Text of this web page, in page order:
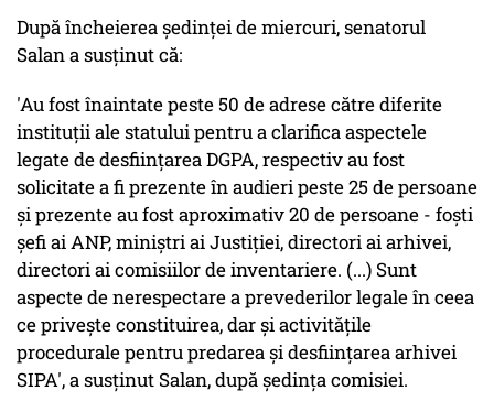
După încheierea şedinţei de miercuri, senatorul
Salan a susţinut că:
'Au fost înaintate peste 50 de adrese către diferite
instituţii ale statului pentru a clarifica aspectele
legate de desfiinţarea DGPA, respectiv au fost
solicitate a fi prezente în audieri peste 25 de persoane
şi prezente au fost aproximativ 20 de persoane - foşti
şefi ai ANP, miniştri ai Justiţiei, directori ai arhivei,
directori ai comisiilor de inventariere. (...) Sunt
aspecte de nerespectare a prevederilor legale în ceea
ce priveşte constituirea, dar şi activităţile
procedurale pentru predarea şi desfiinţarea arhivei
SIPA', a susţinut Salan, după şedinţa comisiei.